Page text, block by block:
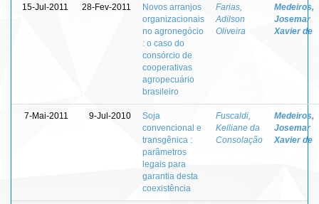
15-Jul-2011 28-Fev-2011
Novos arranjos
organizacionais
no agronegócio
: o caso do
consórcio de
cooperativas
agropecuário
brasileiro
Farias,
Adilson
Oliveira
Medeiros,
Josemar
Xavier de
7-Mai-2011 9-Jul-2010
Soja
convencional e
transgênica :
parâmetros
legais para
garantia desta
coexistência
Fuscaldi,
Kelliane da
Consolação
Medeiros,
Josemar
Xavier de